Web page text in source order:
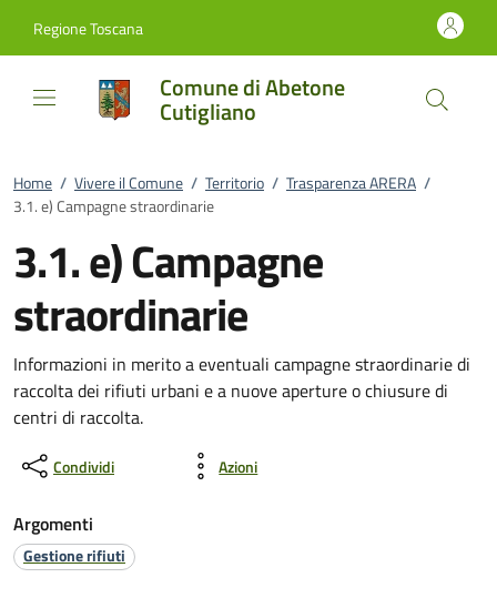
Regione Toscana
Comune di Abetone
Cutigliano
Home / Vivere il Comune / Territorio / Trasparenza ARERA /
3.1. e) Campagne straordinarie
3.1. e) Campagne
straordinarie
Informazioni in merito a eventuali campagne straordinarie di
raccolta dei rifiuti urbani e a nuove aperture o chiusure di
centri di raccolta.
Condividi Azioni
Argomenti
Gestione rifiuti